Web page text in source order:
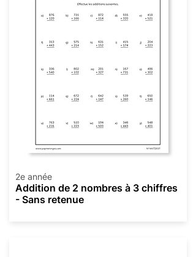
2e année
Addition de 2 nombres à 3 chiffres
- Sans retenue